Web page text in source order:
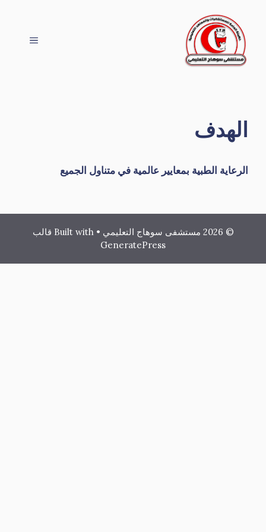
المحتوى
القائمة
الهدف
الرعاية الطبية بمعايير عالمية في متناول الجميع
© 2026 مستشفى سوهاج التعليمي • Built with
قالب
GeneratePress